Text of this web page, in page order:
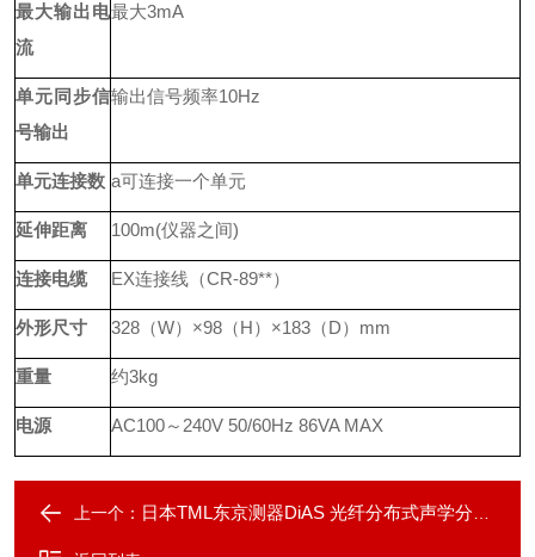
最大输出电
流
最大3mA
单元同步信
号输出
输出信号频率10Hz
单元连接数 a可连接一个单元
延伸距离 100m(仪器之间)
连接电缆 EX连接线 （CR-89**）
外形尺寸 328 （W） ×98 （H） ×183 （D） mm
重量 约3kg
电源 AC100～ 240V 50/60Hz 86VA MAX
上一个： 日本TML东京测器DiAS 光纤分布式声学分析仪